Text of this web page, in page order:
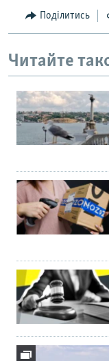
Поділитись
Читайте